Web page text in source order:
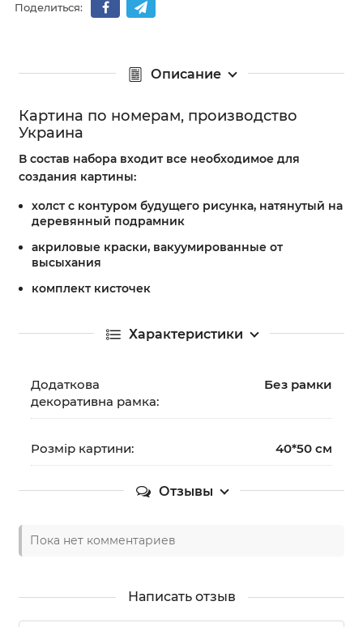
Поделиться:
Описание
Картина по номерам, производство
Украина
В состав набора входит все необходимое для
создания картины:
холст с контуром будущего рисунка, натянутый на
деревянный подрамник
акриловые краски, вакуумированные от
высыхания
комплект кисточек
Характеристики
Додаткова
декоративна рамка:
Без рамки
Розмір картини: 40*50 см
Отзывы
Пока нет комментариев
Написать отзыв